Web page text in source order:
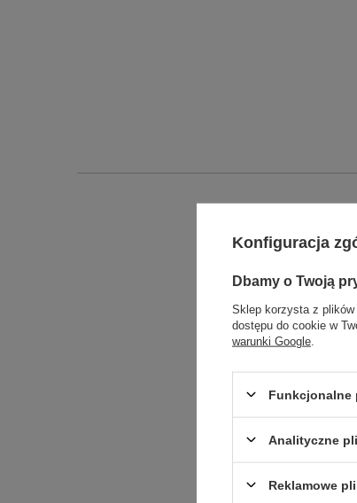
Konfiguracja
Dbamy o Twoją
Sklep korzysta z plików
dostępu do cookie w
warunki Google
Funkcjonalne
Analityczne
Reklamowe